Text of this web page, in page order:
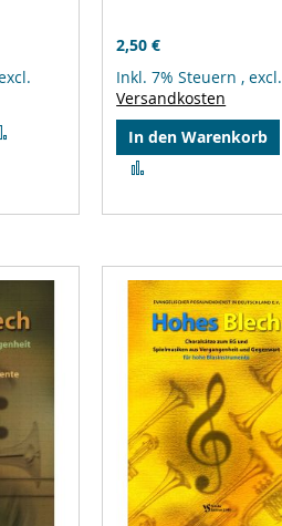
Vergleichsliste
2,50 €
Inkl. 7% Steuern ,excl.
Versandkosten
In den Warenkorb